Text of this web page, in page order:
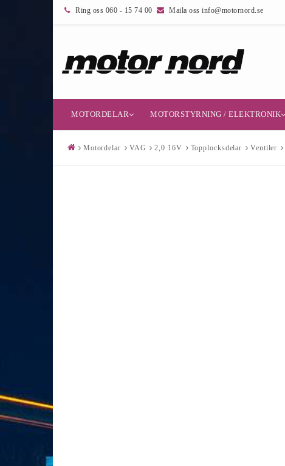
Ring oss 060 - 15 74 00 Maila oss info@motornord.se
MOTORDELAR MOTORSTYRNING / ELEKTRONIK
Motordelar VAG 2,0 16V Topplocksdelar Ventiler